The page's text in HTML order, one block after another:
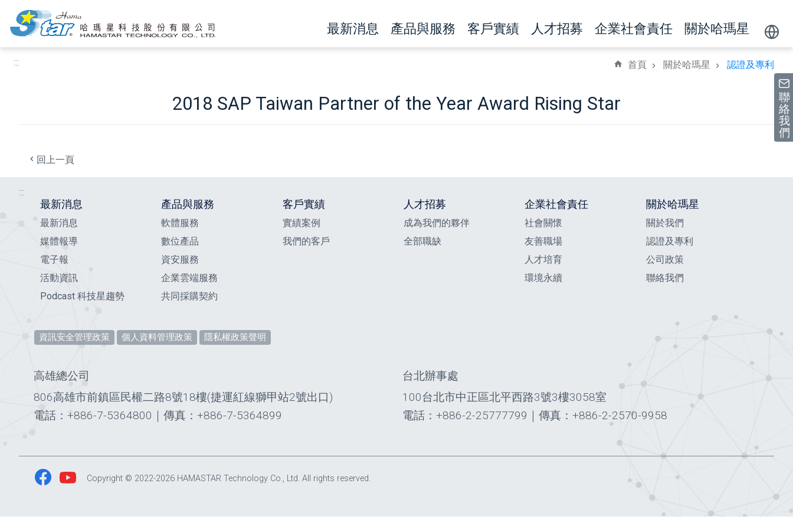
跳到主要內容區塊
聯
絡
我
們
最新消息 產品與服務 客戶實績 人才招募 企業社會責任 關於哈瑪星
by
:::
首頁 關於哈瑪星 認證及專利
2018 SAP Taiwan Partner of the Year Award Rising Star
回上一頁
:::
最新消息
最新消息
媒體報導
電子報
活動資訊
Podcast 科技星趨勢
產品與服務
軟體服務
數位產品
資安服務
企業雲端服務
共同採購契約
客戶實績
實績案例
我們的客戶
人才招募
成為我們的夥伴
全部職缺
企業社會責任
社會關懷
友善職場
人才培育
環境永續
關於哈瑪星
關於我們
認證及專利
公司政策
聯絡我們
資訊安全管理政策 個人資料管理政策 隱私權政策聲明
高雄總公司
806高雄市前鎮區民權二路8號18樓(捷運紅線獅甲站2號出口)
電話：+886-7-5364800 ｜ 傳真：+886-7-5364899
台北辦事處
100台北市中正區北平西路3號3樓3058室
電話：+886-2-25777799 ｜ 傳真：+886-2-2570-9958
Copyright © 2022-2026 HAMASTAR Technology Co., Ltd. All rights reserved.